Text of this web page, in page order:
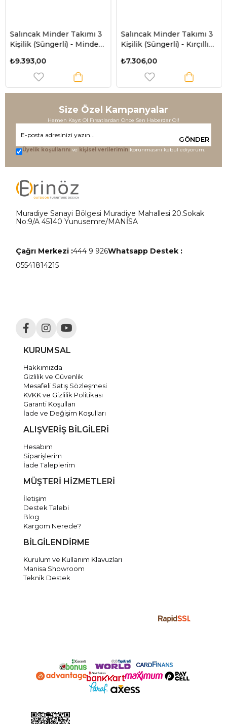
Salıncak Minder Takımı 3
Kişilik (Süngerli) - Minder:
Lacivert - Salvia
₺9.393,00
Salıncak Minder Takımı 3
Kişilik (Süngerli) - Kırçıllı
₺7.306,00
Size Özel Kampanyalar
Hemen Kayıt Ol Fırsatlardan Önce Sen Haberdar Ol!
GÖNDER
Üyelik koşullarını ve kişisel verilerimin korunmasını kabul ediyorum.
Muradiye Sanayi Bölgesi Muradiye Mahallesi 20.Sokak
No:9/A 45140 Yunusemre/MANİSA
Çağrı Merkezi :444 9 926Whatsapp Destek :
05541814215
KURUMSAL
Hakkımızda
Gizlilik ve Güvenlik
Mesafeli Satış Sözleşmesi
KVKK ve Gizlilik Politikası
Garanti Koşulları
İade ve Değişim Koşulları
ALIŞVERİŞ BİLGİLERİ
Hesabım
Siparişlerim
İade Taleplerim
MÜŞTERİ HİZMETLERİ
İletişim
Destek Talebi
Blog
Kargom Nerede?
BİLGİLENDİRME
Kurulum ve Kullanım Klavuzları
Manisa Showroom
Teknik Destek